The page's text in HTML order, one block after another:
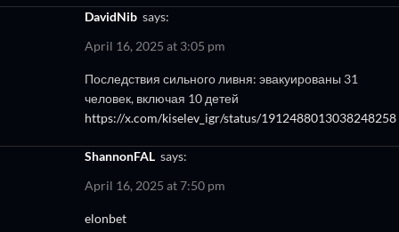
DavidNib says:
April 16, 2025 at 3:05 pm
Последствия сильного ливня: эвакуированы 31
человек, включая 10 детей
https://x.com/kiselev_igr/status/1912488013038248258
ShannonFAL says:
April 16, 2025 at 7:50 pm
elonbet